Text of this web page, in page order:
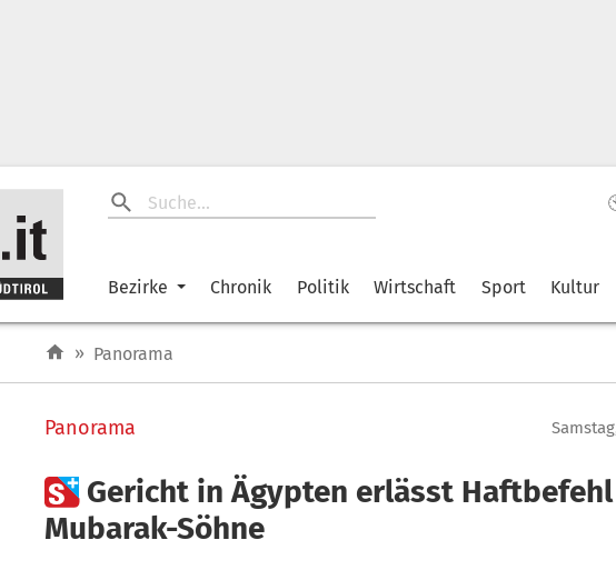
Bezirke Chronik Politik Wirtschaft Sport Kultur
» Panorama
Panorama
 Gericht in Ägypten erlässt Haftbefehl
Mubarak-Söhne